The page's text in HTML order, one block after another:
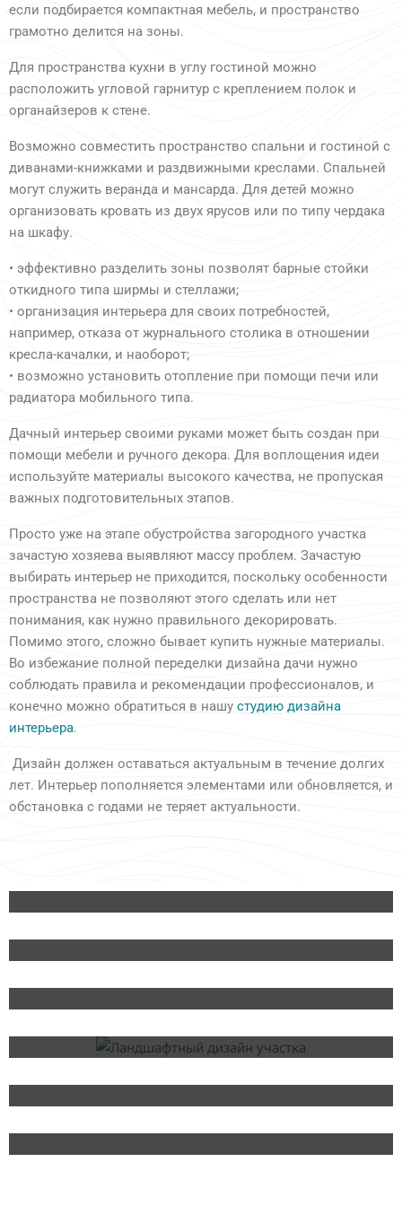
если подбирается компактная мебель, и пространство
грамотно делится на зоны.
Для пространства кухни в углу гостиной можно
расположить угловой гарнитур с креплением полок и
органайзеров к стене.
Возможно совместить пространство спальни и гостиной с
диванами-книжками и раздвижными креслами. Спальней
могут служить веранда и мансарда. Для детей можно
организовать кровать из двух ярусов или по типу чердака
на шкафу.
• эффективно разделить зоны позволят барные стойки
откидного типа ширмы и стеллажи;
• организация интерьера для своих потребностей,
например, отказа от журнального столика в отношении
кресла-качалки, и наоборот;
• возможно установить отопление при помощи печи или
радиатора мобильного типа.
Дачный интерьер своими руками может быть создан при
помощи мебели и ручного декора. Для воплощения идеи
используйте материалы высокого качества, не пропуская
важных подготовительных этапов.
Просто уже на этапе обустройства загородного участка
зачастую хозяева выявляют массу проблем. Зачастую
выбирать интерьер не приходится, поскольку особенности
пространства не позволяют этого сделать или нет
понимания, как нужно правильного декорировать.
Помимо этого, сложно бывает купить нужные материалы.
Во избежание полной переделки дизайна дачи нужно
соблюдать правила и рекомендации профессионалов, и
конечно можно обратиться в нашу студию дизайна
интерьера.
Дизайн должен оставаться актуальным в течение долгих
лет. Интерьер пополняется элементами или обновляется, и
обстановка с годами не теряет актуальности.
Современные архитектурные
решения в малоэтажном
Стоимость проекта частного дома
Проект дома: с чего начать?
Ландшафтный дизайн участка с
уклоном
Величайший архитектор Испании –
Антонио Гауди
Легенды современной
архитектуры